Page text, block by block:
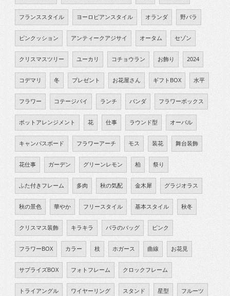
フランススタイル ヨーロピアンスタイル オランダ 野バラ
ピンクッション アンティークアジサイ オータム セゾン
クリスマスツリー ユーカリ コチョウラン お飾り 2024
コデマリ 冬 プレゼント お花屋さん ギフトBOX 水平
フラワー コテージパイ ランチ バンダ フラワーボックス
ポットアレンジメント 花 仕事 ラウンド型 オーバル
キャンパスボード フラワーアーチ モス 装花 舞台装飾
花仕事 ガーデン グリーンレモン 柏 祭り
ふた付きフレーム 多肉 秋の気配 金木犀 グラジオラス
秋の景色 華やか フリースタイル 基本スタイル 秋冬
クリスマス装飾 キラキラ バラのバッグ ピンク
フラワーBOX カラー 枝 ホガース 曲線 お花見
サプライズBOX フォトフレーム クロックフレーム
トライアングル ワイヤーリング スタンド 星型 フルーツ